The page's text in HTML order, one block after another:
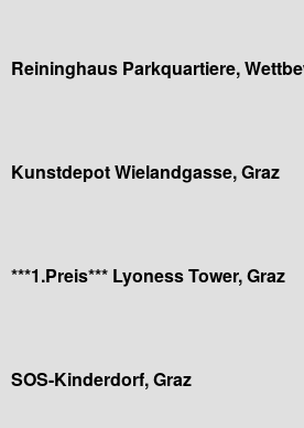
Reininghaus Parkquartiere,
Kunstdepot Wielandgasse, Graz
***1.Preis*** Lyoness Tower, Graz
SOS-Kinderdorf, Graz